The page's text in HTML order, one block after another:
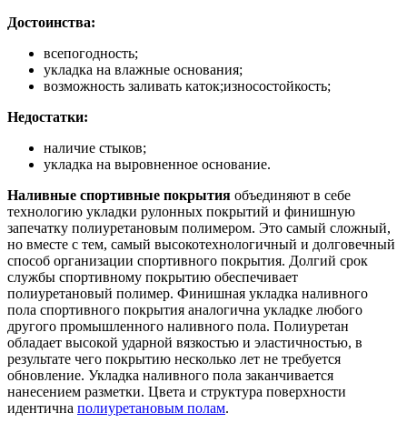
Достоинства:
всепогодность;
укладка на влажные основания;
возможность заливать каток;износостойкость;
Недостатки:
наличие стыков;
укладка на выровненное основание.
Наливные спортивные покрытия объединяют в себе
технологию укладки рулонных покрытий и финишную
запечатку полиуретановым полимером. Это самый сложный,
но вместе с тем, самый высокотехнологичный и долговечный
способ организации спортивного покрытия. Долгий срок
службы спортивному покрытию обеспечивает
полиуретановый полимер. Финишная укладка наливного
пола спортивного покрытия аналогична укладке любого
другого промышленного наливного пола. Полиуретан
обладает высокой ударной вязкостью и эластичностью, в
результате чего покрытию несколько лет не требуется
обновление. Укладка наливного пола заканчивается
нанесением разметки. Цвета и структура поверхности
идентична полиуретановым полам.